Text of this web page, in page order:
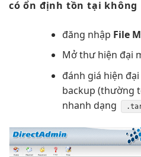
cóổn định tồn tại không
đăng nhập File
Mở thưhiện đại
đánh giá hiện đại
backup (thường
nhanh dạng